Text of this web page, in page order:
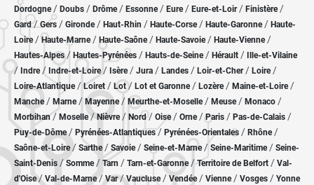
Dordogne/ Doubs / Drôme/ Essonne / Eure/ Eure-et-Loir / Finistère/
Gard/Gers / Gironde/ Haut-Rhin / Haute-Corse/ Haute-Garonne/ Haute-
Loire/Haute-Marne/ Haute-Saône/ Haute-Savoie/ Haute-Vienne/
Hautes-Alpes/ Hautes-Pyrénées / Hauts-de-Seine/ Hérault / Ille-et-Vilaine
/ Indre/ Indre-et-Loire/ Isère/ Jura / Landes / Loir-et-Cher/ Loire/
Loire-Atlantique/ Loiret / Lot/ Lot et Garonne/ Lozère / Maine-et-Loire/
Manche/ Marne/ Mayenne/ Meurthe-et-Moselle/ Meuse/ Monaco /
Morbihan/ Moselle/ Nièvre / Nord/ Oise / Orne/Paris / Pas-de-Calais /
Puy-de-Dôme/ Pyrénées-Atlantiques / Pyrénées-Orientales / Rhône/
Saône-et-Loire/ Sarthe/ Savoie/ Seine-et-Marne/ Seine-Maritime/ Seine-
Saint-Denis /Somme/ Tarn / Tarn-et-Garonne/Territoire de Belfort / Val-
d'Oise/ Val-de-Marne/Var/Vaucluse/ Vendée/ Vienne/ Vosges / Yonne